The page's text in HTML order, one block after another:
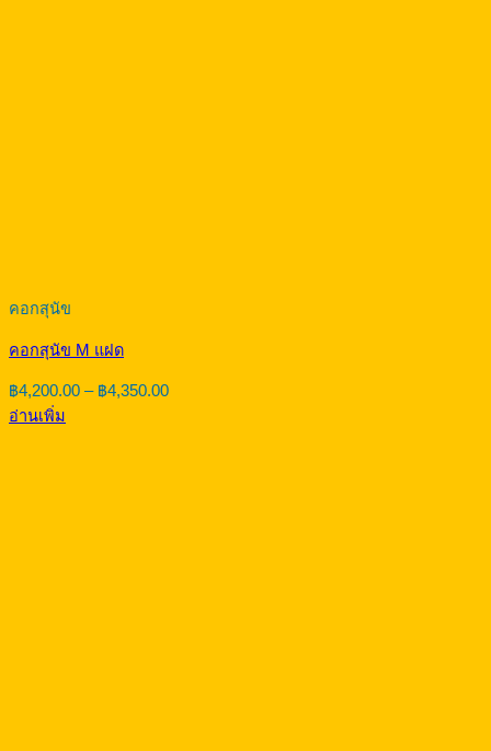
คอกสุนัข
คอกสุนัข M แฝด
฿4,200.00 – ฿4,350.00Price
อ่านเพิ่ม